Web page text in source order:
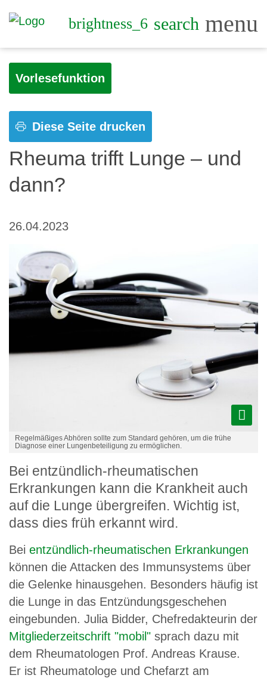
brightness_6 search menu
Vorlesefunktion
Diese Seite drucken
Rheuma trifft Lunge – und
dann?
26.04.2023
Regelmäßiges Abhören sollte zum Standard gehören, um die frühe
Diagnose einer Lungenbeteiligung zu ermöglichen.
Bei entzündlich-rheumatischen
Erkrankungen kann die Krankheit auch
auf die Lunge übergreifen. Wichtig ist,
dass dies früh erkannt wird.
Bei entzündlich-rheumatischen Erkrankungen
können die Attacken des Immunsystems über
die Gelenke hinausgehen. Besonders häufig ist
die Lunge in das Entzündungsgeschehen
eingebunden. Julia Bidder, Chefredakteurin der
Mitgliederzeitschrift "mobil" sprach dazu mit
dem Rheumatologen Prof. Andreas Krause.
Er ist Rheumatologe und Chefarzt am